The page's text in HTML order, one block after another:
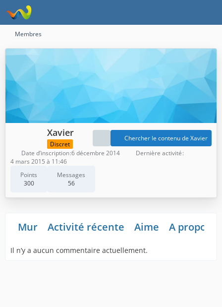
Membres
Xavier
Discret
Points
300
Messages
56
Chercher le contenu de Xavier
Date d’inscription 6 décembre 2014
Dernière activité
4 mars 2015 à 11:46
Mur Activité récente Aime A propos
Il n’y a aucun commentaire actuellement.